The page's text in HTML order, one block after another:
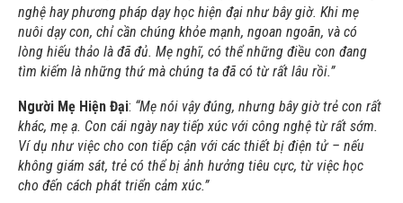
nghệ hay phương pháp dạy học hiện đại như bây giờ. Khi mẹ
nuôi dạy con, chỉ cần chúng khỏe mạnh, ngoan ngoãn, và có
lòng hiếu thảo là đã đủ. Mẹ nghĩ, có thể những điều con đang
tìm kiếm là những thứ mà chúng ta đã có từ rất lâu rồi.”
Người Mẹ Hiện Đại: “Mẹ nói vậy đúng, nhưng bây giờ trẻ con rất
khác, mẹ ạ. Con cái ngày nay tiếp xúc với công nghệ từ rất sớm.
Ví dụ như việc cho con tiếp cận với các thiết bị điện tử – nếu
không giám sát, trẻ có thể bị ảnh hưởng tiêu cực, từ việc học
cho đến cách phát triển cảm xúc.”